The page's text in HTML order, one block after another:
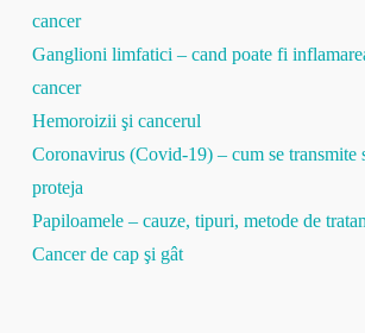
cancer
Ganglioni limfatici – cand poate fi
cancer
Hemoroizii şi cancerul
Coronavirus (Covid-19) – cum se transmite
proteja
Papiloamele – cauze, tipuri, metode de
Cancer de cap şi gât